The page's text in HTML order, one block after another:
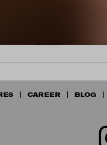
CAREER BLOG